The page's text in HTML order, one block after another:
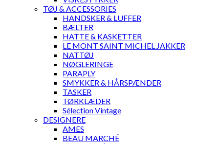
TØJ & ACCESSORIES
HANDSKER & LUFFER
BÆLTER
HATTE & KASKETTER
LE MONT SAINT MICHEL JAKKER
NATTØJ
NØGLERINGE
PARAPLY
SMYKKER & HÅRSPÆNDER
TASKER
TØRKLÆDER
Sélection Vintage
DESIGNERE
AMES
BEAU MARCHÉ